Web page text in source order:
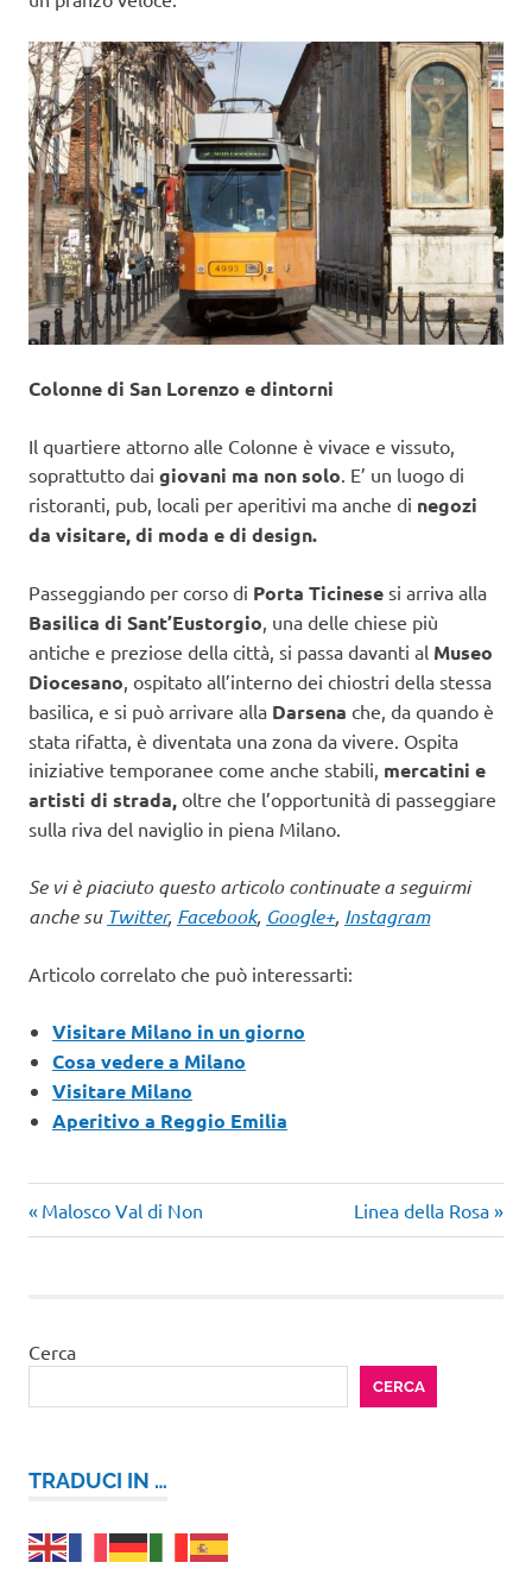
Colonne di San Lorenzo e dintorni
Il quartiere attorno alle Colonne è vivace e vissuto,
soprattutto dai giovani ma non solo. E’ un luogo di
ristoranti, pub, locali per aperitivi ma anche di negozi
da visitare, di moda e di design.
Passeggiando per corso di Porta Ticinese si arriva alla
Basilica di Sant’Eustorgio, una delle chiese più
antiche e preziose della città, si passa davanti al Museo
Diocesano, ospitato all’interno dei chiostri della stessa
basilica, e si può arrivare alla Darsena che, da quando è
stata rifatta, è diventata una zona da vivere. Ospita
iniziative temporanee come anche stabili, mercatini e
artisti di strada, oltre che l’opportunità di passeggiare
sulla riva del naviglio in piena Milano.
Se vi è piaciuto questo articolo continuate a seguirmi
anche su Twitter, Facebook, Google+, Instagram
Articolo correlato che può interessarti:
Visitare Milano in un giorno
Cosa vedere a Milano
Visitare Milano
Aperitivo a Reggio Emilia
Navigazione
Articolo
precedente:
Malosco Val di Non
Articolo
successivo:
Linea della Rosa
Cerca
CERCA
TRADUCI IN …